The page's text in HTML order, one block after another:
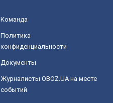
Команда
Политика
конфиденциальности
Документы
Журналисты OBOZ.UA на месте
событий